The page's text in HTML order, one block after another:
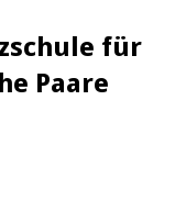
für
Paare